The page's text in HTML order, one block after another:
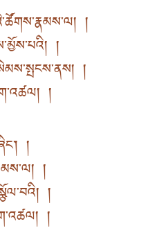
།
།
།
།
།
།
།
།